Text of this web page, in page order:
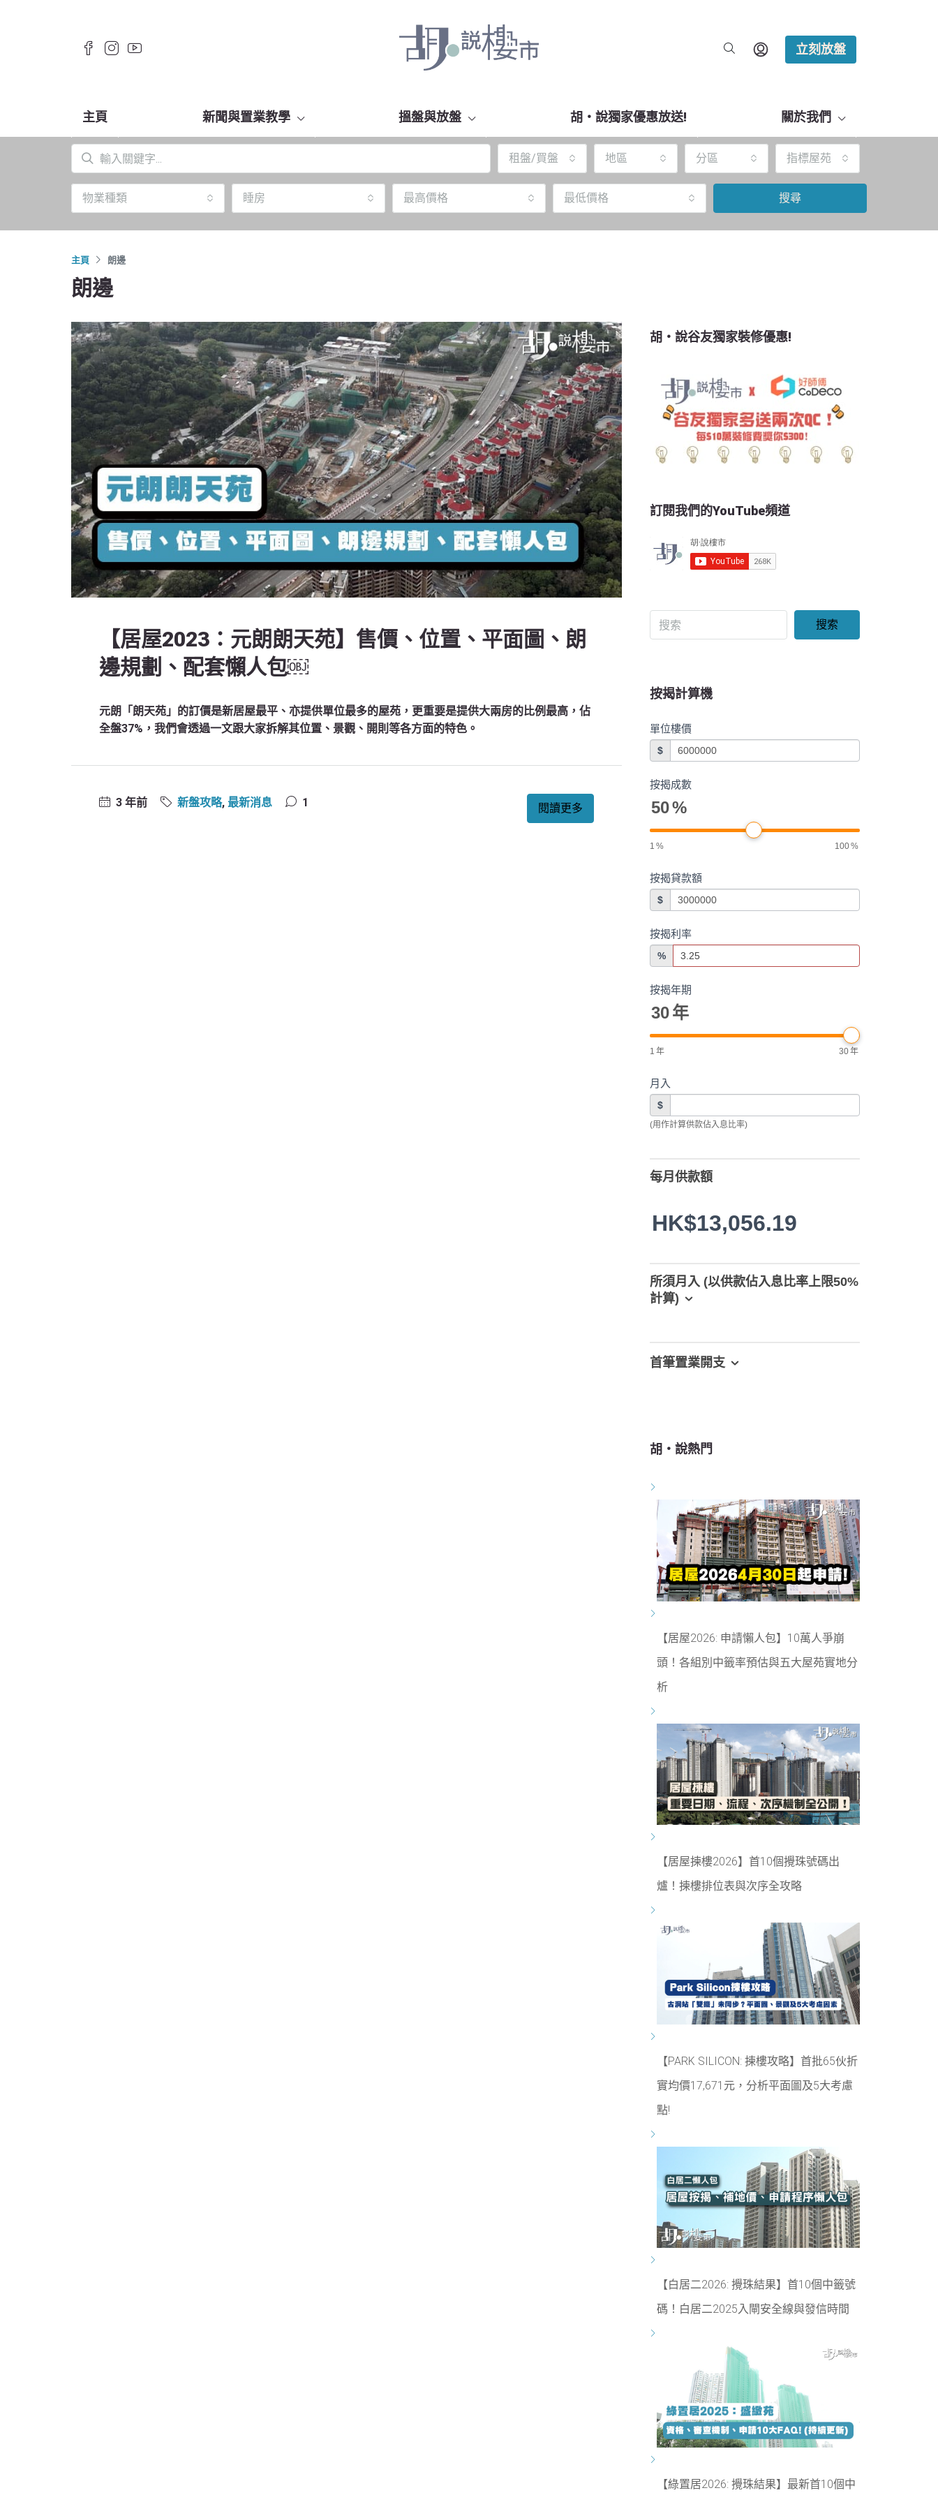
立刻放盤
主頁 新聞與置業教學 搵盤與放盤 胡‧說獨家優惠放送! 關於我們
租盤/買盤 地區 分區 指標屋苑
物業種類 睡房 最高價格 最低價格 搜尋
主頁 朗邊
朗邊
【居屋2023：元朗朗天苑】售價、位置、平面圖、朗
邊規劃、配套懶人包￼
元朗「朗天苑」的訂價是新居屋最平、亦提供單位最多的屋苑，更重要是提供大兩房的比例最高，佔
全盤37%，我們會透過一文跟大家拆解其位置、景觀、開則等各方面的特色。
3 年前 新盤攻略, 最新消息 1 閱讀更多
胡‧說谷友獨家裝修優惠!
訂閱我們的YouTube頻道
搜索
按揭計算機
單位樓價
$
按揭成數
50%
1 % 100%
按揭貸款額
$
按揭利率
%
按揭年期
30年
1 年 30年
月入
$
(用作計算供款佔入息比率)
每月供款額
HK$13,056.19
所須月入 (以供款佔入息比率上限50%
計算)
首筆置業開支
胡‧說熱門
【居屋2026: 申請懶人包】10萬人爭崩
頭！各組別中籤率預估與五大屋苑實地分
析
【居屋揀樓2026】首10個攪珠號碼出
爐！揀樓排位表與次序全攻略
【PARK SILICON: 揀樓攻略】首批65伙折
實均價17,671元，分析平面圖及5大考慮
點!
【白居二2026: 攪珠結果】首10個中籤號
碼！白居二2025入閘安全線與發信時間
【綠置居2026: 攪珠結果】最新首10個中